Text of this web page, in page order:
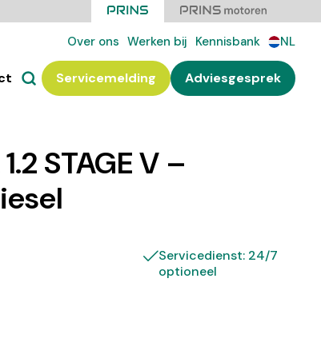
Over ons Werken bij Kennisbank NL
Servicemelding Adviesgesprek
STAGE V –
Servicedienst: 24/7
optioneel